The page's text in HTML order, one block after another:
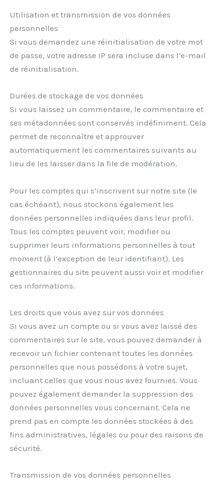
Utilisation et transmission de vos données
personnelles
Si vous demandez une réinitialisation de votre mot
de passe, votre adresse IP sera incluse dans l’e-mail
de réinitialisation.
Durées de stockage de vos données
Si vous laissez un commentaire, le commentaire et
ses métadonnées sont conservés indéfiniment. Cela
permet de reconnaître et approuver
automatiquement les commentaires suivants au
lieu de les laisser dans la file de modération.
Pour les comptes qui s’inscrivent sur notre site (le
cas échéant), nous stockons également les
données personnelles indiquées dans leur profil.
Tous les comptes peuvent voir, modifier ou
supprimer leurs informations personnelles à tout
moment (à l’exception de leur identifiant). Les
gestionnaires du site peuvent aussi voir et modifier
ces informations.
Les droits que vous avez sur vos données
Si vous avez un compte ou si vous avez laissé des
commentaires sur le site, vous pouvez demander à
recevoir un fichier contenant toutes les données
personnelles que nous possédons à votre sujet,
incluant celles que vous nous avez fournies. Vous
pouvez également demander la suppression des
données personnelles vous concernant. Cela ne
prend pas en compte les données stockées à des
fins administratives, légales ou pour des raisons de
sécurité.
Transmission de vos données personnelles